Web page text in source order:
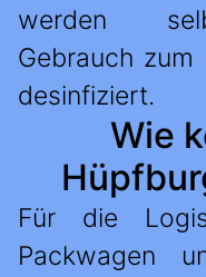
werden
Gebrauch
desinfiziert.
Wie
Für die
Packwagen